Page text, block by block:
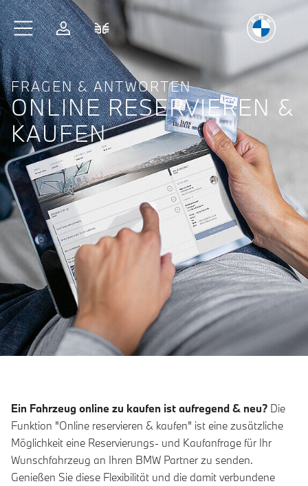
Zum Hauptinhalt springen
AnmeldenFahrzeugvergleich
FRAGEN & ANTWORTEN
ONLINE RESERVIEREN &
KAUFEN
Ein Fahrzeug online zu kaufen ist aufregend & neu? Die
Funktion "Online reservieren & kaufen" ist eine zusätzliche
Möglichkeit eine Reservierungs- und Kaufanfrage für Ihr
Wunschfahrzeug an Ihren BMW Partner zu senden.
Genießen Sie diese Flexibilität und die damit verbundene